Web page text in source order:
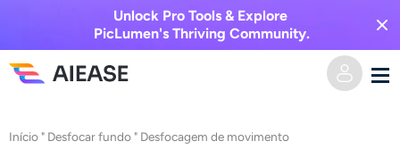
Unlock Pro Tools & Explore
PicLumen's Thriving Community.
Início " Desfocar fundo " Desfocagem de movimento